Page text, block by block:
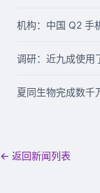
机构：中国 Q2 手
调研：近九成使用
夏同生物完成数千
← 返回新闻列表